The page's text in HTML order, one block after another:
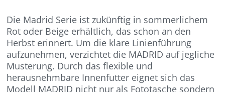
Die Madrid Serie ist zukünftig in sommerlichem
Rot oder Beige erhältlich, das schon an den
Herbst erinnert. Um die klare Linienführung
aufzunehmen, verzichtet die MADRID auf jegliche
Musterung. Durch das flexible und
herausnehmbare Innenfutter eignet sich das
Modell MADRID nicht nur als Fototasche sondern